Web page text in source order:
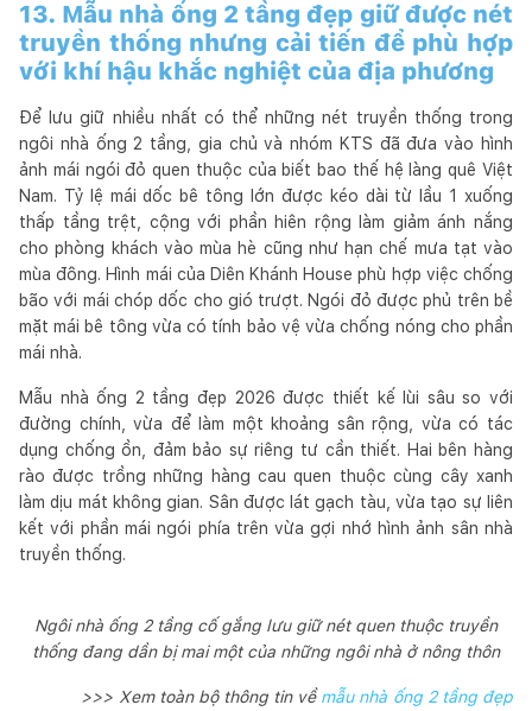
13. Mẫu nhà ống 2 tầng đẹp giữ được nét
truyền thống nhưng cải tiến để phù hợp
với khí hậu khắc nghiệt của địa phương
Để lưu giữ nhiều nhất có thể những nét truyền thống trong
ngôi nhà ống 2 tầng, gia chủ và nhóm KTS đã đưa vào hình
ảnh mái ngói đỏ quen thuộc của biết bao thế hệ làng quê Việt
Nam. Tỷ lệ mái dốc bê tông lớn được kéo dài từ lầu 1 xuống
thấp tầng trệt, cộng với phần hiên rộng làm giảm ánh nắng
cho phòng khách vào mùa hè cũng như hạn chế mưa tạt vào
mùa đông. Hình mái của Diên Khánh House phù hợp việc chống
bão với mái chóp dốc cho gió trượt. Ngói đỏ được phủ trên bề
mặt mái bê tông vừa có tính bảo vệ vừa chống nóng cho phần
mái nhà.
Mẫu nhà ống 2 tầng đẹp 2026 được thiết kế lùi sâu so với
đường chính, vừa để làm một khoảng sân rộng, vừa có tác
dụng chống ồn, đảm bảo sự riêng tư cần thiết. Hai bên hàng
rào được trồng những hàng cau quen thuộc cùng cây xanh
làm dịu mát không gian. Sân được lát gạch tàu, vừa tạo sự liên
kết với phần mái ngói phía trên vừa gợi nhớ hình ảnh sân nhà
truyền thống.
Ngôi nhà ống 2 tầng cố gắng lưu giữ nét quen thuộc truyền
thống đang dần bị mai một của những ngôi nhà ở nông thôn
>>> Xem toàn bộ thông tin vềmẫu nhà ống 2 tầng đẹp